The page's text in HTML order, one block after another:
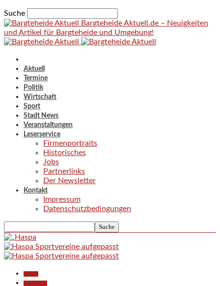
Suche
Bargteheide Aktuell.de – Neuigkeiten
und Artikel für Bargteheide und Umgebung!
Aktuell
Termine
Politik
Wirtschaft
Sport
Stadt News
Veranstaltungen
Leserservice
Firmenportraits
Historisches
Jobs
Partnerlinks
Der Newsletter
Kontakt
Impressum
Datenschutzbedingungen